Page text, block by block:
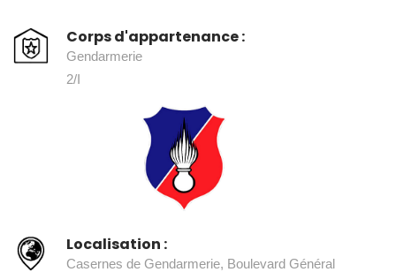
Corps d'appartenance :
Gendarmerie
2/I
Localisation :
Casernes de Gendarmerie, Boulevard Général